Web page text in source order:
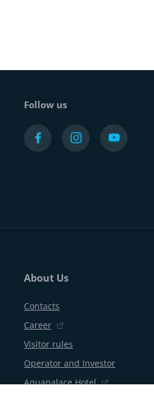
Follow us
About Us
Contacts
Career
Visitor rules
Operator and Investor
Aquapalace Hotel